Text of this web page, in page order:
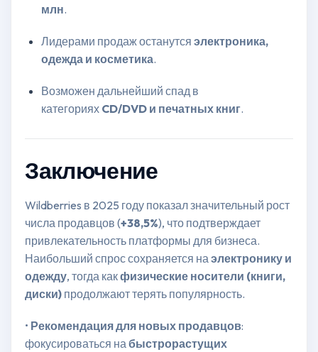
млн.
Лидерами продаж останутся электроника,
одежда и косметика.
Возможен дальнейший спад в
категориях CD/DVD и печатных книг.
Заключение
Wildberries в 2025 году показал значительный рост
числа продавцов (+38,5%), что подтверждает
привлекательность платформы для бизнеса.
Наибольший спрос сохраняется наэлектронику и
одежду, тогда какфизические носители (книги,
диски) продолжают терять популярность.
• Рекомендация для новых продавцов:
фокусироваться набыстрорастущих